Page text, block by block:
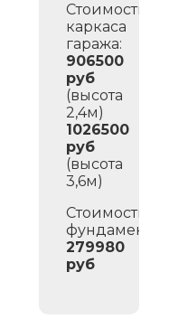
Стоимость
каркаса
гаража:
906500
руб
(высота
2,4м)
1026500
руб
(высота
3,6м)
Стоимость
фундамента:
279980
руб